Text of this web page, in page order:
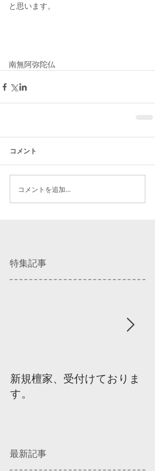
と思います。
南無阿弥陀仏
コメント
コメントを追加…
特集記事
新規檀家、受付けておりま
す。
最新記事